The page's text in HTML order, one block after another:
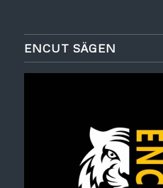
ENCUT SÄGEN